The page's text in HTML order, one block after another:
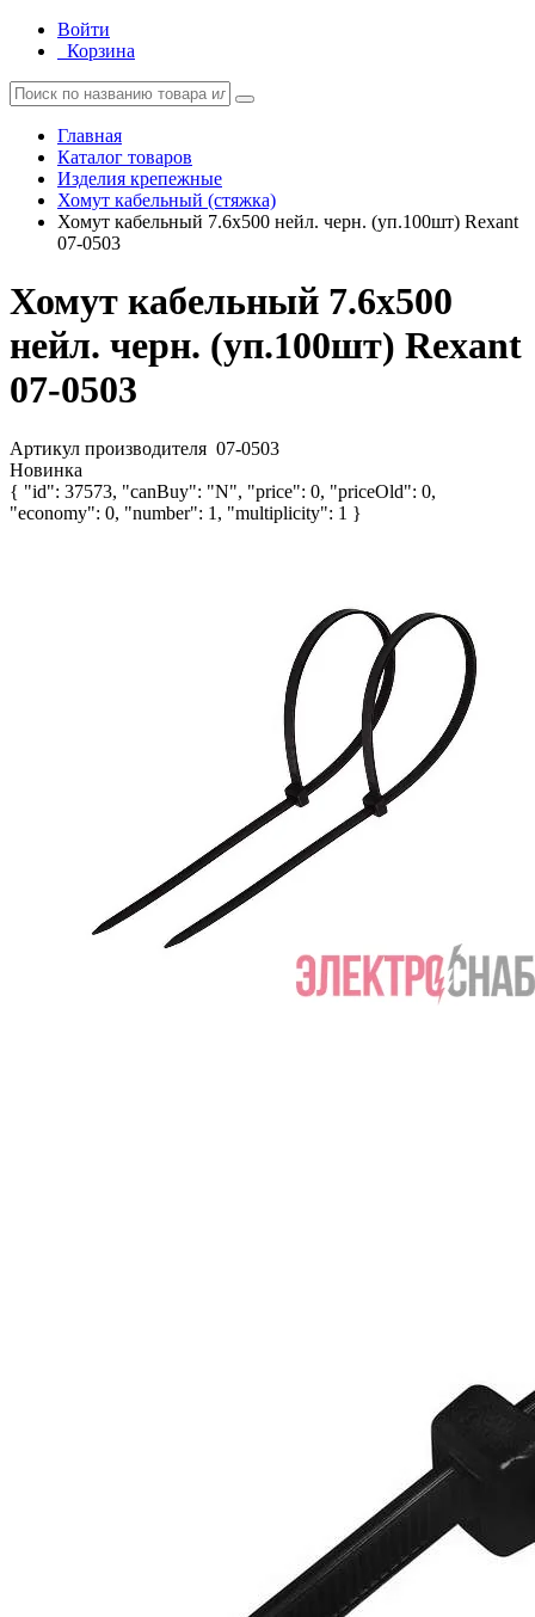
Войти
Корзина
Главная
Каталог товаров
Изделия крепежные
Хомут кабельный (стяжка)
Хомут кабельный 7.6х500 нейл. черн. (уп.100шт) Rexant
07-0503
Хомут кабельный 7.6х500
нейл. черн. (уп.100шт) Rexant
07-0503
Артикул производителя 07-0503
Новинка
{ "id": 37573, "canBuy": "N", "price": 0, "priceOld": 0,
"economy": 0, "number": 1, "multiplicity": 1 }